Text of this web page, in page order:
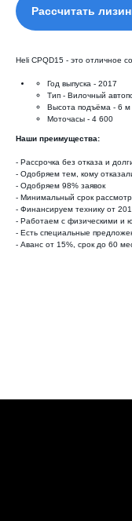
Рассчитать
Heli CPQD15 - это отличное
Год выпуска - 2017
Тип - Вилочный
Высота подъёма - 6 м
Моточасы - 4 600
Наши преимущества:
- Рассрочка без отказа и
- Одобряем тем, кому
- Одобряем 98% заявок
- Минимальный срок
- Финансируем технику от
- Работаем с физическими и
- Есть специальные
- Аванс от 15%, срок до 60